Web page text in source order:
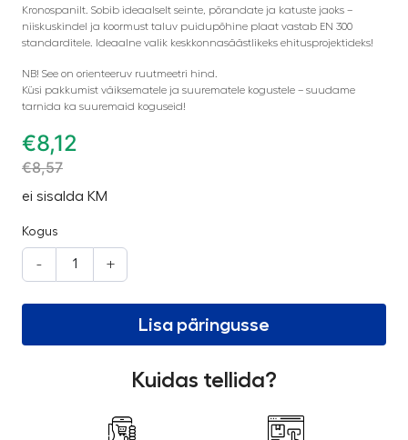
Kronospanilt. Sobib ideaalselt seinte, põrandate ja katuste jaoks –
niiskuskindel ja koormust taluv puidupõhine plaat vastab EN 300
standarditele. Ideaalne valik keskkonnasäästlikeks ehitusprojektideks!
NB! See on orienteeruv ruutmeetri hind.
Küsi pakkumist väiksematele ja suurematele kogustele – suudame
tarnida ka suuremaid koguseid!
€8,12
€8,57
ei sisalda KM
Kogus
- +
Lisa päringusse
Kuidas tellida?